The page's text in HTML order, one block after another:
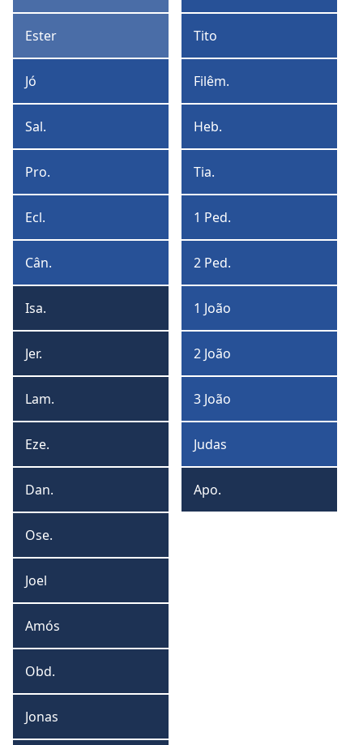
Ester
Ester
Jó
Jó
Salmos
Sal.
Provérbios
Pro.
Eclesiastes
Ecl.
Cântico
de
Salomão
Cân.
Isaías
Isa.
Jeremias
Jer.
Lamentações
Lam.
Ezequiel
Eze.
Daniel
Dan.
Oseias
Ose.
Joel
Joel
Amós
Amós
Obadias
Obd.
Jonas
Jonas
Timóteo
Tito
Tito
Filêmon
Filêm.
Hebreus
Heb.
Tiago
Tia.
1
Pedro
1 Ped.
2
Pedro
2 Ped.
1
João
1 João
2
João
2 João
3
João
3 João
Judas
Judas
Apocalipse
Apo.